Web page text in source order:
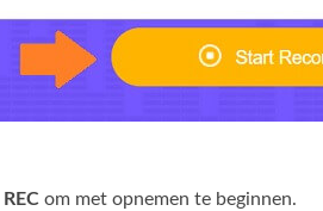
REC om met opnemen te beginnen.